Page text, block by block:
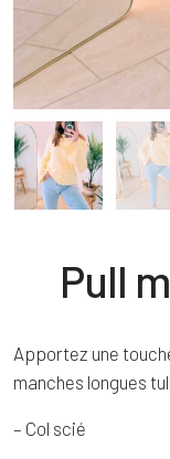
Pull
Apportez une
manches longues
– Col scié